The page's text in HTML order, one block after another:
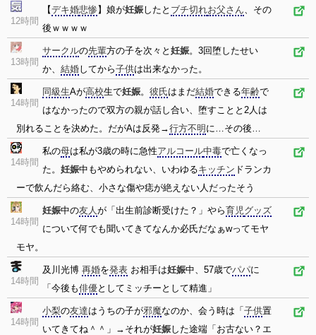
12時間
【デキ婚悲惨 】娘が妊娠したと ブチ切れお父さん、その
後ｗｗｗｗ
13時間
サークルの先輩方の子を次々と 妊娠。3回堕したせい
か、 結婚してから子供は出来なかった。
14時間
同級生Aが高校生で妊娠。 彼氏はまだ結婚できる年齢で
はなかったので双方の親が話し合い、堕すことと2人は
別れることを決めた。だがAは反発→行方不明 に…その後…
14時間
私の母は私が3歳の時に急性アルコール中毒で亡くなっ
た。 妊娠中もやめられない、いわゆるキッチン ドランカ
ーで飲んだら絡む、小さな傷や痣が絶えない人だったそう
14時間
妊娠中の友人が「出生前診断受けた？」やら育児グッズ
について何でも聞いてきてなんか必氏だなぁwってモヤ
モヤ。
14時間
及川光博 再婚を発表 お相手は妊娠中、57歳でパパに
「今後も俳優としてミッチーとして精進」
14時間
小梨の友達はうちの子が邪魔なのか、会う時は「 子供置
いてきてね＾＾」→それが妊娠した途端「お古ない？エ